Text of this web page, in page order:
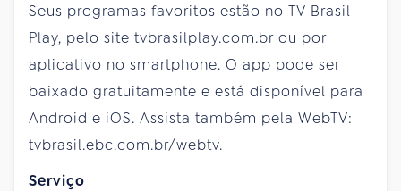
Seus programas favoritos estão no TV Brasil
Play, pelo site tvbrasilplay.com.br ou por
aplicativo no smartphone. O app pode ser
baixado gratuitamente e está disponível para
Android e iOS. Assista também pela WebTV:
tvbrasil.ebc.com.br/webtv.
Serviço